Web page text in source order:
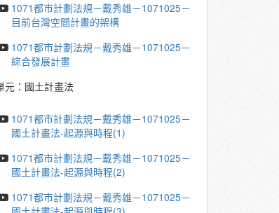
1071都市計劃法規－戴秀雄－1071025－
目前台灣空間計畫的架構
1071都市計劃法規－戴秀雄－1071025－
綜合發展計畫
元：國土計畫法
1071都市計劃法規－戴秀雄－1071025－
國土計畫法-起源與時程(1)
1071都市計劃法規－戴秀雄－1071025－
國土計畫法-起源與時程(2)
1071都市計劃法規－戴秀雄－1071025－